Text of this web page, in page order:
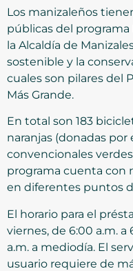
Los manizaleños
públicas del programa
la Alcaldía de
sostenible y la
cuales son pilares del
Más Grande.
En total son 183
naranjas (donadas por
convencionales
programa cuenta con
en diferentes puntos
El horario para el
viernes, de 6:00 a.m. a
a.m. a mediodía. El
usuario requiere de